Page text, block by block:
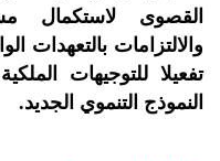
القصوى لاستكمال
والالتزامات بالتعهدات
تفعيلا للتوجيهات
النموذج التنموي الجديد.